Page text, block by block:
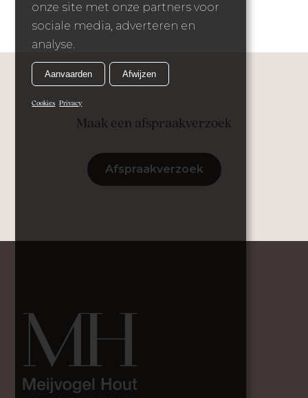
Maak een afspraakverzoek
Afspraakverzoek
onze site met onze partners voor
sociale media, adverteren en
analyse.
Aanvaarden Afwijzen
Cookies Privacy